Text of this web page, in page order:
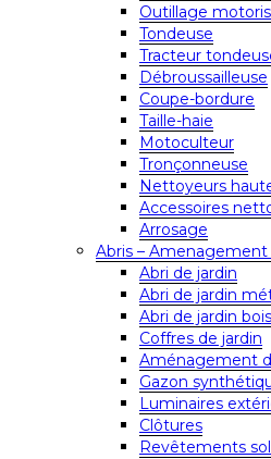
Outillage
Tondeuse
Tracteur
Débroussailleuse
Coupe-bordure
Taille-haie
Motoculteur
Tronçonneuse
Nettoyeurs
Accessoires
Arrosage
Abris – Amenagement
Abri de jardin
Abri de jardin
Abri de jardin bois
Coffres de jardin
Aménagement
Gazon
Luminaires
Clôtures
Revêtements